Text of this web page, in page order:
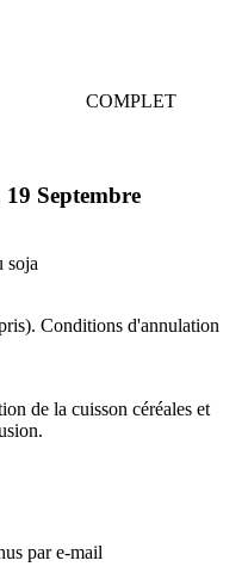
COMPLET
Septembre
soja
Conditions d'annulation
de la cuisson céréales et
par e-mail